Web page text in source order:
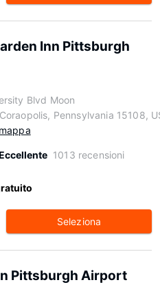
Inn Pittsburgh
Blvd Moon
Pennsylvania 15108,
1013 recensioni
Seleziona
Pittsburgh Airport